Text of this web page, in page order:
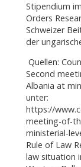
Stipendium
Orders
Schweizer
der
Quellen:
Second
Albania at
unter:
https://
meeting-of-
ministerial-
Rule of Law
law situation